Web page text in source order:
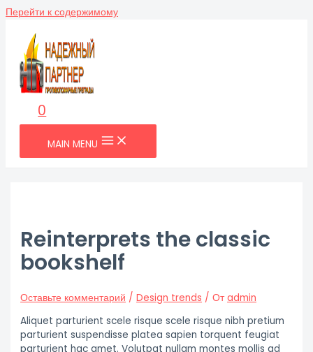
Перейти к содержимому
0
MAIN MENU
Reinterprets the classic
bookshelf
Оставьте комментарий /Design trends / От admin
Aliquet parturient scele risque scele risque nibh pretium
parturient suspendisse platea sapien torquent feugiat
parturient hac amet. Volutpat nullam montes mollis ad